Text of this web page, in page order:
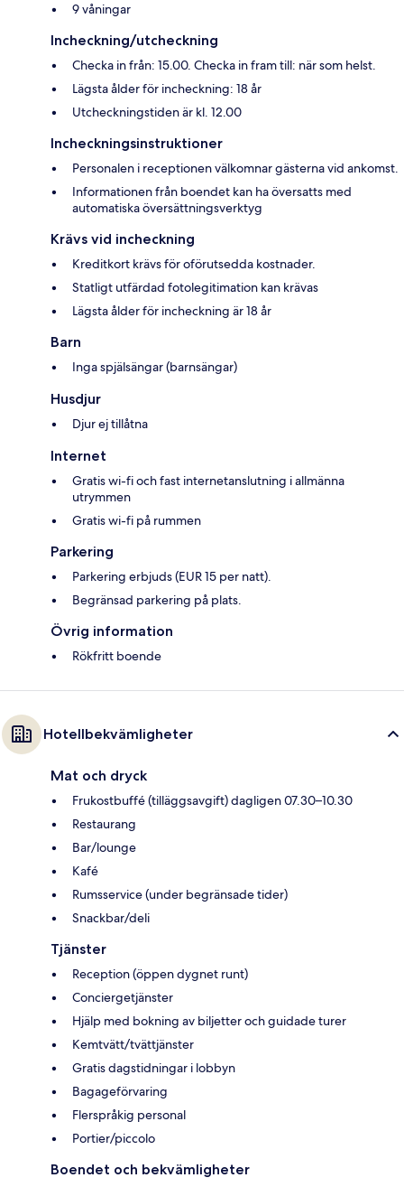
9 våningar
Incheckning/utcheckning
Checka in från: 15.00. Checka in fram till: när som helst.
Lägsta ålder för incheckning: 18 år
Utcheckningstiden är kl. 12.00
Incheckningsinstruktioner
Personalen i receptionen välkomnar gästerna vid ankomst.
Informationen från boendet kan ha översatts med
automatiska översättningsverktyg
Krävs vid incheckning
Kreditkort krävs för oförutsedda kostnader.
Statligt utfärdad fotolegitimation kan krävas
Lägsta ålder för incheckning är 18 år
Barn
Inga spjälsängar (barnsängar)
Husdjur
Djur ej tillåtna
Internet
Gratis wi-fi och fast internetanslutning i allmänna
utrymmen
Gratis wi-fi på rummen
Parkering
Parkering erbjuds (EUR 15 per natt).
Begränsad parkering på plats.
Övrig information
Rökfritt boende
Hotellbekvämligheter
Mat och dryck
Frukostbuffé (tilläggsavgift) dagligen 07.30–10.30
Restaurang
Bar/lounge
Kafé
Rumsservice (under begränsade tider)
Snackbar/deli
Tjänster
Reception (öppen dygnet runt)
Conciergetjänster
Hjälp med bokning av biljetter och guidade turer
Kemtvätt/tvättjänster
Gratis dagstidningar i lobbyn
Bagageförvaring
Flerspråkig personal
Portier/piccolo
Boendet och bekvämligheter